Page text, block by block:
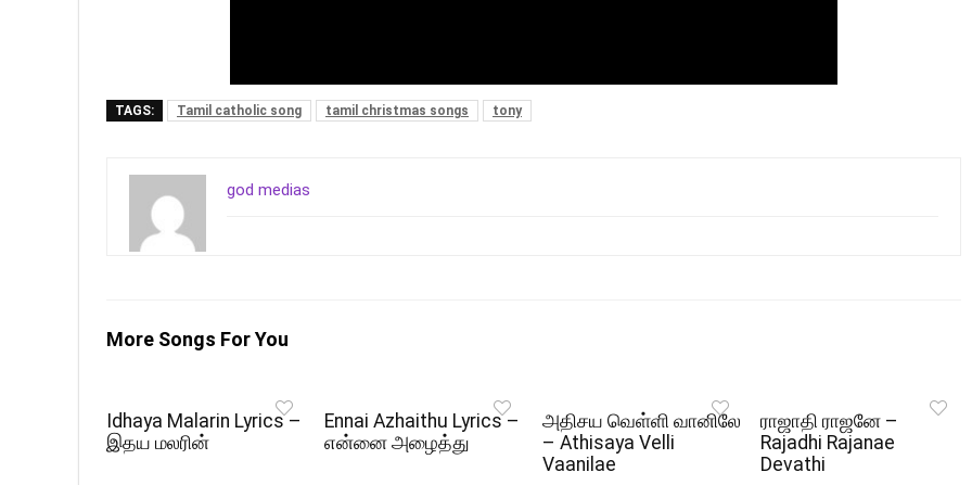
TAGS: Tamil catholic song tamil christmas songs tony
god medias
More Songs For You
Idhaya Malarin Lyrics –
இதய மலரின்
Ennai Azhaithu Lyrics –
என்னை அழைத்து
அதிசய வெள்ளி வானிலே
– Athisaya Velli
Vaanilae
ராஜாதி ராஜனே –
Rajadhi Rajanae
Devathi